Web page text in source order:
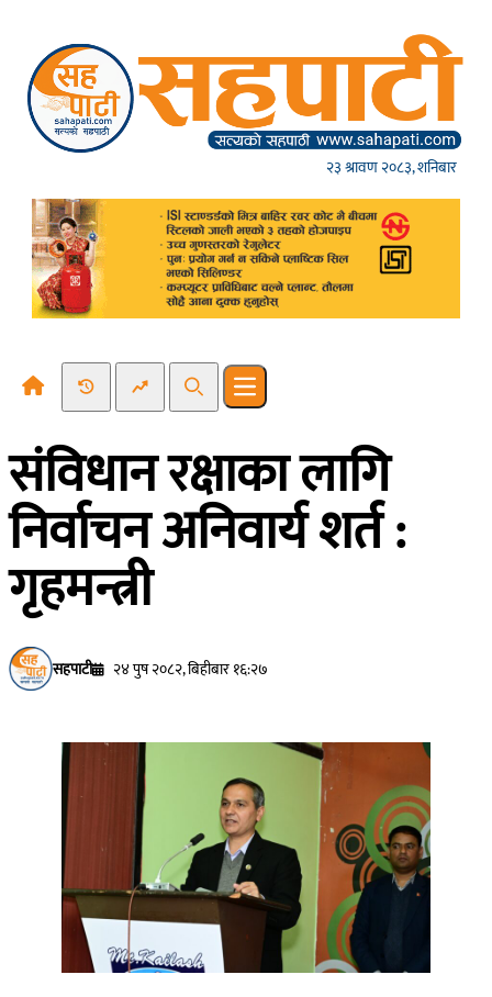
२३ श्रावण २०८३, शनिबार
Recent NewsTrending News
SearchOpen main menu
संविधान रक्षाका लागि
निर्वाचन अनिवार्य शर्त :
गृहमन्त्री
सहपाटी २४ पुष २०८२, बिहीबार १६:२७